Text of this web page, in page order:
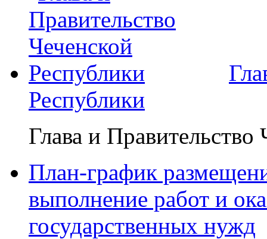
Республики
Глава и
План-график
выполнение работ и
государственных нужд